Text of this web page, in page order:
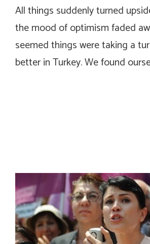
All things suddenly turned
the mood of optimism faded
seemed things were taking a
better in Turkey. We found